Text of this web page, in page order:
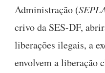
Administração (
crivo da SES-DF,
liberações ilegais, a
envolvem a liberação